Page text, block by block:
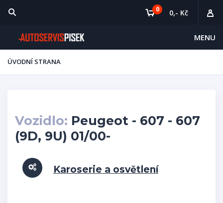
MENU
0 0,- Kč
ÚVODNÍ STRANA
Vozidlo: Peugeot - 607 - 607
(9D, 9U) 01/00-
Karoserie a osvětlení